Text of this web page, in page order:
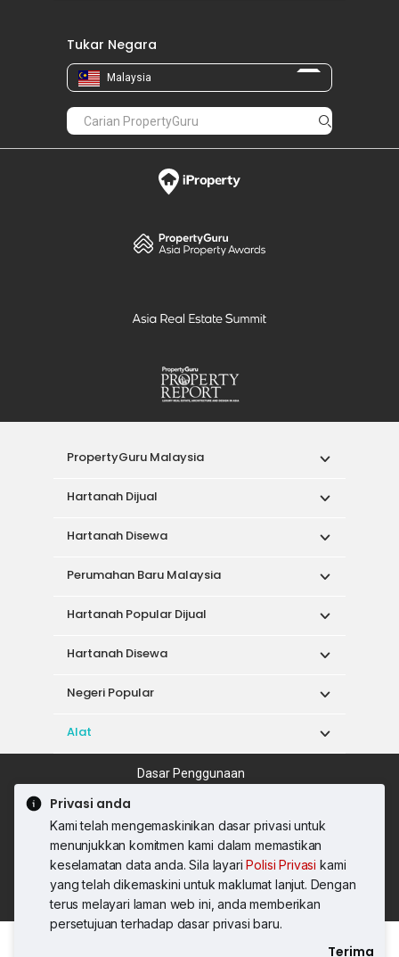
Privasi anda
Kami telah mengemaskinikan dasar privasi untuk
menunjukkan komitmen kami dalam memastikan
keselamatan data anda. Sila layariPolisi Privasi kami
yang telah dikemaskini untuk maklumat lanjut. Dengan
terus melayari laman web ini, anda memberikan
persetujuan terhadap dasar privasi baru.
Terima
Tukar Negara
Malaysia
PropertyGuru Malaysia
Hartanah Dijual
Hartanah Disewa
Perumahan Baru Malaysia
Hartanah Popular Dijual
Hartanah Disewa
Negeri Popular
Alat
Dasar Penggunaan
Syarat Perkhidmatan
© 2026 PropertyGuru International (Malaysia)
Sdn. Bhd.
201001036744 (920667-W) Semua hak
terpelihara